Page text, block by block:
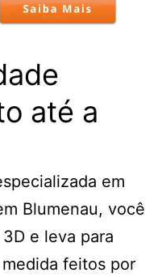
até a
em
Blumenau, você
e leva para
feitos por